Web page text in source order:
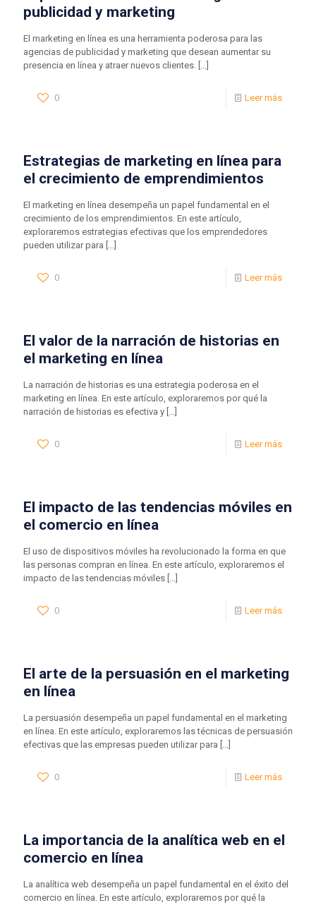
publicidad y marketing
El marketing en línea es una herramienta poderosa para las
agencias de publicidad y marketing que desean aumentar su
presencia en línea y atraer nuevos clientes. […]
0 Leer más
Estrategias de marketing en línea para
el crecimiento de emprendimientos
El marketing en línea desempeña un papel fundamental en el
crecimiento de los emprendimientos. En este artículo,
exploraremos estrategias efectivas que los emprendedores
pueden utilizar para […]
0 Leer más
El valor de la narración de historias en
el marketing en línea
La narración de historias es una estrategia poderosa en el
marketing en línea. En este artículo, exploraremos por qué la
narración de historias es efectiva y […]
0 Leer más
El impacto de las tendencias móviles en
el comercio en línea
El uso de dispositivos móviles ha revolucionado la forma en que
las personas compran en línea. En este artículo, exploraremos el
impacto de las tendencias móviles […]
0 Leer más
El arte de la persuasión en el marketing
en línea
La persuasión desempeña un papel fundamental en el marketing
en línea. En este artículo, exploraremos las técnicas de persuasión
efectivas que las empresas pueden utilizar para […]
0 Leer más
La importancia de la analítica web en el
comercio en línea
La analítica web desempeña un papel fundamental en el éxito del
comercio en línea. En este artículo, exploraremos por qué la